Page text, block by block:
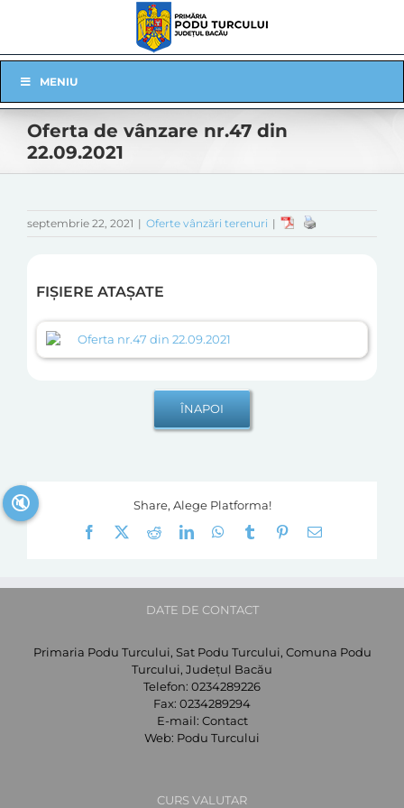
Navigation
MENIU
Oferta de vânzare nr.47 din
22.09.2021
septembrie 22, 2021 | Oferte vânzări terenuri |
FIȘIERE ATAȘATE
Oferta nr.47 din 22.09.2021
Share, Alege Platforma!
Facebook
RedditLinkedInWhatsApp
Tumblr Pinterest
E-
DATE DE CONTACT
Primaria Podu Turcului, Sat Podu Turcului, Comuna Podu
Turcului, Județul Bacău
Telefon: 0234289226
Fax: 0234289294
E-mail: Contact
Web: Podu Turcului
CURS VALUTAR
🔇